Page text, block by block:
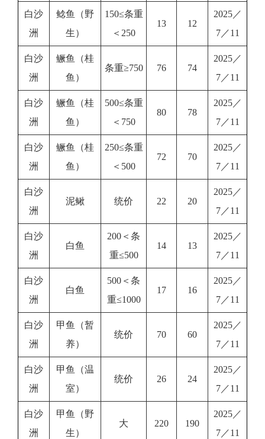
白沙
洲
鲶鱼（野
生）
150≤条重
＜250
13 12
2025／
7／11
白沙
洲
鳜鱼（桂
鱼）
条重≥750 76 74
2025／
7／11
白沙
洲
鳜鱼（桂
鱼）
500≤条重
＜750
80 78
2025／
7／11
白沙
洲
鳜鱼（桂
鱼）
250≤条重
＜500
72 70
2025／
7／11
白沙
洲
泥鳅 统价 22 20
2025／
7／11
白沙
洲
白鱼
200＜条
重≤500
14 13
2025／
7／11
白沙
洲
白鱼
500＜条
重≤1000
17 16
2025／
7／11
白沙
洲
甲鱼（暂
养）
统价 70 60
2025／
7／11
白沙
洲
甲鱼（温
室）
统价 26 24
2025／
7／11
白沙
洲
甲鱼（野
生）
大 220 190
2025／
7／11